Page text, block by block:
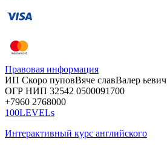
Правовая информация
ИП Скоро пуповВяче славВалер ьевич
ОГР НИП 32542 0500091700
+7960 2768000
100LEVELs
Интерактивный курс английского